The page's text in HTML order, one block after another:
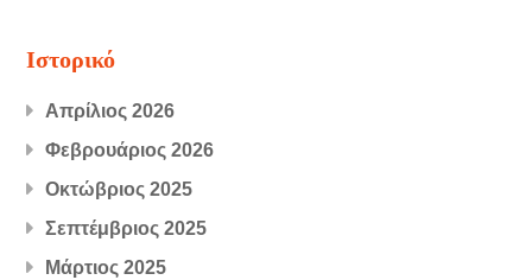
Ιστορικό
Απρίλιος 2026
Φεβρουάριος 2026
Οκτώβριος 2025
Σεπτέμβριος 2025
Μάρτιος 2025